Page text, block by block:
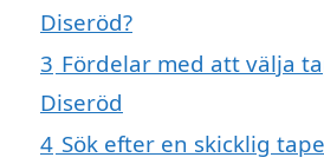
Diseröd?
3 Fördelar med att välja
Diseröd
4 Sök efter en skicklig